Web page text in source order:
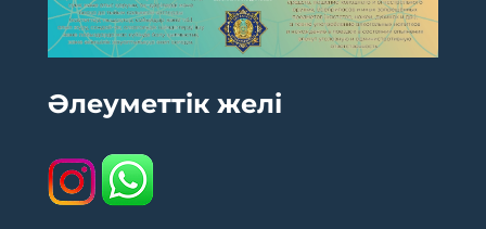
Әлеуметтік желі